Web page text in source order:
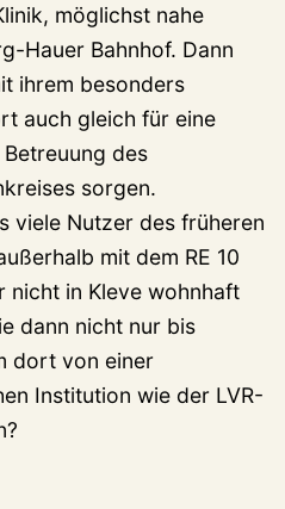
möglichst nahe
Hauer Bahnhof. Dann
ihrem besonders
auch gleich für eine
des
sorgen.
viele Nutzer des früheren
mit dem RE 10
nicht in Kleve wohnhaft
dann nicht nur bis
dort von einer
Institution wie der LVR-